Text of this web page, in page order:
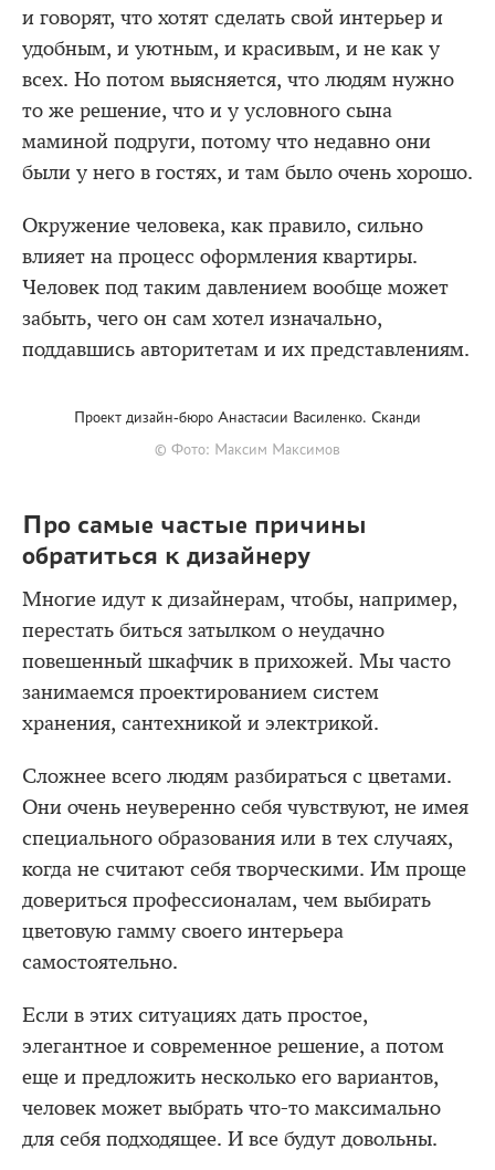
и говорят, что хотят сделать свой интерьер и
удобным, и уютным, и красивым, и не как у
всех. Но потом выясняется, что людям нужно
то же решение, что и у условного сына
маминой подруги, потому что недавно они
были у него в гостях, и там было очень хорошо.
Окружение человека, как правило, сильно
влияет на процесс оформления квартиры.
Человек под таким давлением вообще может
забыть, чего он сам хотел изначально,
поддавшись авторитетам и их представлениям.
Проект дизайн-бюро Анастасии Василенко. Cканди
© Фото: Максим Максимов
Про самые частые причины
обратиться к дизайнеру
Многие идут к дизайнерам, чтобы, например,
перестать биться затылком о неудачно
повешенный шкафчик в прихожей. Мы часто
занимаемся проектированием систем
хранения, сантехникой и электрикой.
Сложнее всего людям разбираться с цветами.
Они очень неуверенно себя чувствуют, не имея
специального образования или в тех случаях,
когда не считают себя творческими. Им проще
довериться профессионалам, чем выбирать
цветовую гамму своего интерьера
самостоятельно.
Если в этих ситуациях дать простое,
элегантное и современное решение, а потом
еще и предложить несколько его вариантов,
человек может выбрать что-то максимально
для себя подходящее. И все будут довольны.